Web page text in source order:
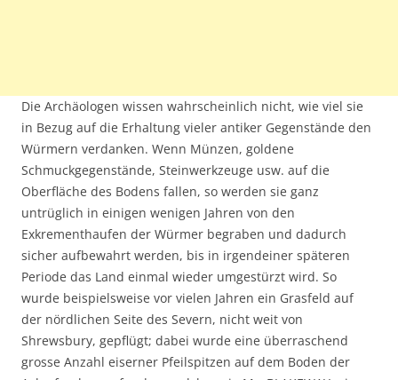
Die Archäologen wissen wahrscheinlich nicht, wie viel sie
in Bezug auf die Erhaltung vieler antiker Gegenstände den
Würmern verdanken. Wenn Münzen, goldene
Schmuckgegenstände, Steinwerkzeuge usw. auf die
Oberfläche des Bodens fallen, so werden sie ganz
untrüglich in einigen wenigen Jahren von den
Exkrementhaufen der Würmer begraben und dadurch
sicher aufbewahrt werden, bis in irgendeiner späteren
Periode das Land einmal wieder umgestürzt wird. So
wurde beispielsweise vor vielen Jahren ein Grasfeld auf
der nördlichen Seite des Severn, nicht weit von
Shrewsbury, gepflügt; dabei wurde eine überraschend
grosse Anzahl eiserner Pfeilspitzen auf dem Boden der